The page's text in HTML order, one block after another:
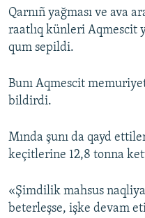
QOŞULIÑIZ!
RFE/RS bütün saytları
Qarnıñ yağması ve ava
raatlıq künleri Aqmescit
qum sepildi.
Bunı Aqmescit
bildirdi.
Mında şunı da qayd
keçitlerine 12,8 tonna
«Şimdilik mahsus
beterleşse, işke devam